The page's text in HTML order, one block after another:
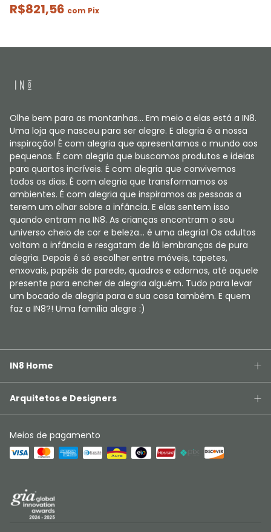
R$821,56 com Pix
Olhe bem para as montanhas... Em meio a elas está a IN8.
Uma loja que nasceu para ser alegre. E alegria é a nossa
inspiração! É com alegria que apresentamos o mundo aos
pequenos. É com alegria que buscamos produtos e ideias
para quartos incríveis. É com alegria que convivemos
todos os dias. É com alegria que transformamos os
ambientes. É com alegria que inspiramos as pessoas a
terem um olhar sobre a infância. E elas sentem isso
quando entram na IN8. As crianças encontram o seu
universo cheio de cor e beleza... é uma alegria! Os adultos
voltam a infância e resgatam de lá lembranças de pura
alegria. Depois é só escolher entre móveis, tapetes,
enxovais, papéis de parede, quadros e adornos, até aquele
presente para encher de alegria alguém. Tudo para levar
um bocado de alegria para a sua casa também. E quem
faz a IN8?! Uma família alegre :)
IN8 Home
Arquitetos e Designers
Meios de pagamento